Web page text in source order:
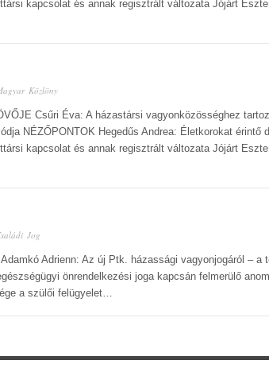
kapcsolat és annak regisztrált változata Jójárt
Közlöny
Csűri Éva: A házastársi vagyonközösséghez
NÉZŐPONTOK Hegedűs Andrea: Életkorokat érintő
kapcsolat és annak regisztrált változata Jójárt
Jog
Adrienn: Az új Ptk. házassági vagyonjogáról – a
önrendelkezési joga kapcsán felmerülő
a szülői felügyelet…